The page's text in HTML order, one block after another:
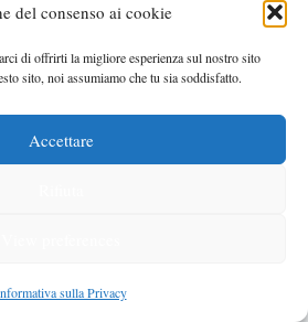
del consenso ai cookie
di offrirti la migliore esperienza sul nostro sito
sito, noi assumiamo che tu sia soddisfatto.
Accettare
sulla Privacy
dopo la pulizia
Assicurati che siano
usare aceto o bicarbonato
tappeto per un’azione